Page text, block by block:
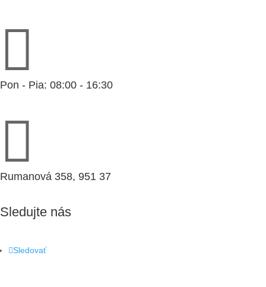

Pon - Pia: 08:00 - 16:30

Rumanová 358, 951 37
Sledujte nás
Sledovať